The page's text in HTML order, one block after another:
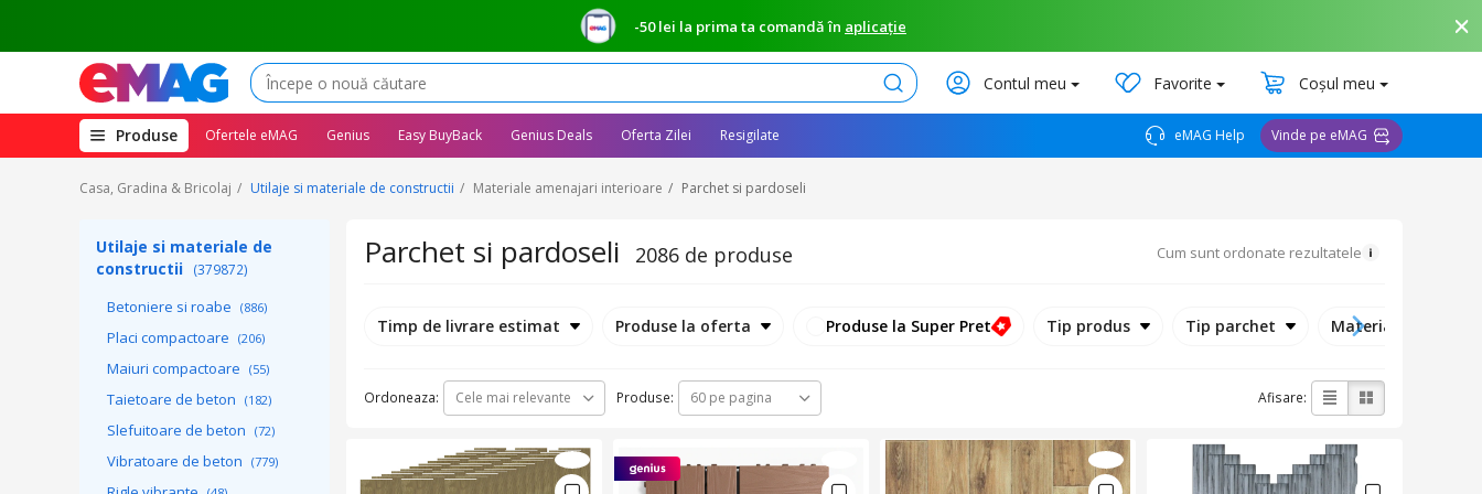
-50 lei la prima ta comandă în aplicație
Caută Contul meu Favorite Coșul meu
Produse(deschide
megameniul)
Ofertele eMAG Genius Easy BuyBack Genius Deals Oferta Zilei Resigilate eMAG Help Vinde pe eMAG
Casa, Gradina & Bricolaj Utilaje si materiale de constructii Materiale amenajari interioare Parchet si pardoseli
Utilaje si materiale de
constructii
(379872)
Betoniere si roabe (886)
Placi compactoare (206)
Maiuri compactoare (55)
Taietoare de beton (182)
Slefuitoare de beton (72)
Vibratoare de beton (779)
Parchet si pardoseli 2086 de produse Cum sunt ordonate rezultatele
Timp de livrare estimat Produse la oferta Produse la Super Pret Tip produs Tip parchet Material
Ordoneaza: Cele mai relevante Produse: 60 pe pagina Afisare: